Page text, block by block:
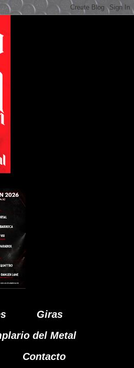
Giras
del Metal
Contacto